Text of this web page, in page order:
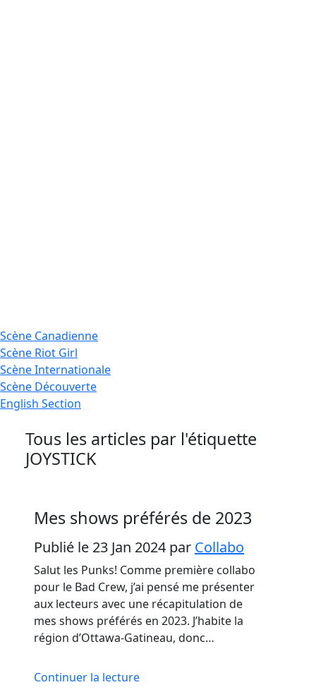
Scène Canadienne
Scène Riot Girl
ScèneInternationale
Scène Découverte
English Section
Tous les articles par l'étiquette
JOYSTICK
Mes shows préférés de 2023
Publié le 23 Jan 2024 par Collabo
Salut les Punks! Comme première collabo
pour le Bad Crew, j’ai pensé me présenter
aux lecteurs avec une récapitulation de
mes shows préférés en 2023. J’habite la
région d’Ottawa-Gatineau, donc…
Continuer la lecture